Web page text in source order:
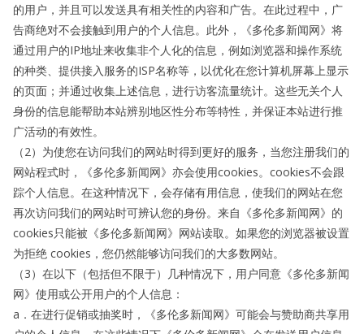
的用户，并且可以发送具有相关性的内容和广告。在此过程中，广
告商绝对不会接触到用户的个人信息。此外，《多伦多新闻网》将
通过用户的IP地址来收集非个人化的信息，例如浏览器和操作系统
的种类、提供接入服务的ISP名称等，以优化在您计算机屏幕上显示
的页面；并通过收集上述信息，进行访客流量统计。这些无关个人
身份的信息能帮助本站辨别地区性分布等特性，并保证本站进行推
广活动的有效性。
（2）为使您在访问我们的网站时得到更好的服务，当您注册我们的
网站程式时，《多伦多新闻网》亦会使用cookies。cookies不会跟
踪个人信息。在这种情况下，会存储有用信息，使我们的网站在您
再次访问我们的网站时可辨认您的身份。来自《多伦多新闻网》的
cookies只能被《多伦多新闻网》网站读取。如果您的浏览器被设置
为拒绝 cookies，您仍然能够访问我们的大多数网站。
（3）在以下（包括但不限于）几种情况下，用户同意《多伦多新闻
网》使用或公开用户的个人信息：
a．在进行促销或抽奖时，《多伦多新闻网》可能会与赞助商共享用